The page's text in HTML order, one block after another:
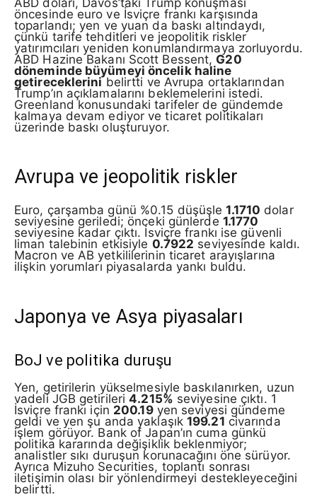
ABD doları, Davos’taki Trump konuşması
öncesinde euro ve İsviçre frankı karşısında
toparlandı; yen ve yuan da baskı altındaydı,
çünkü tarife tehditleri ve jeopolitik riskler
yatırımcıları yeniden konumlandırmaya zorluyordu.
ABD Hazine Bakanı Scott Bessent, G20
döneminde büyümeyi öncelik haline
getireceklerinibelirtti ve Avrupa ortaklarından
Trump’ın açıklamalarını beklemelerini istedi.
Greenland konusundaki tarifeler de gündemde
kalmaya devam ediyor ve ticaret politikaları
üzerinde baskı oluşturuyor.
Avrupa ve jeopolitik riskler
Euro, çarşamba günü %0.15 düşüşle1.1710 dolar
seviyesine geriledi; önceki günlerde 1.1770
seviyesine kadar çıktı. İsviçre frankı ise güvenli
liman talebinin etkisiyle 0.7922 seviyesinde kaldı.
Macron ve AB yetkililerinin ticaret arayışlarına
ilişkin yorumları piyasalarda yankı buldu.
Japonya ve Asya piyasaları
BoJ ve politika duruşu
Yen, getirilerin yükselmesiyle baskılanırken, uzun
vadeli JGB getirileri4.215% seviyesine çıktı. 1
İsviçre frankı için 200.19yen seviyesi gündeme
geldi ve yen şu anda yaklaşık199.21 civarında
işlem görüyor. Bank of Japan’ın cuma günkü
politika kararında değişiklik beklenmiyor;
analistler sıkı duruşun korunacağını öne sürüyor.
Ayrıca Mizuho Securities, toplantı sonrası
iletişimin olası bir yönlendirmeyi destekleyeceğini
belirtti.